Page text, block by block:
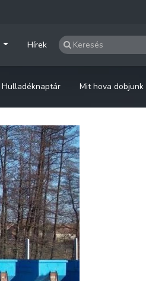
Hírek
Hulladéknaptár Mit hova dobjunk